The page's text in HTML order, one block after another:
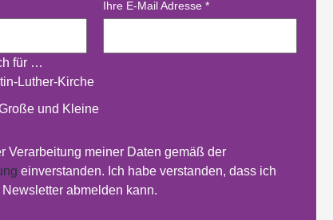
Ihre E-Mail Adresse *
für …
Luther-Kirche
und Kleine
Verarbeitung meiner Daten gemäß der
einverstanden. Ich habe verstanden, dass ich
abmelden kann.